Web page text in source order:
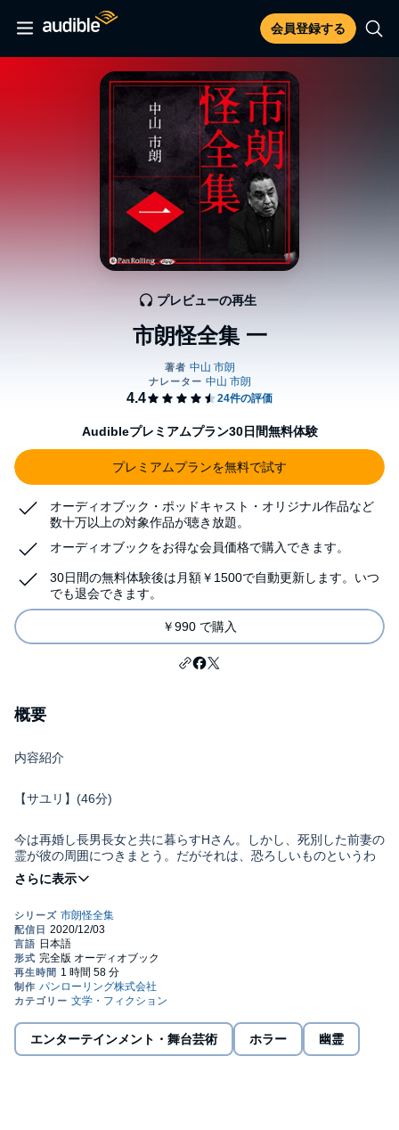
会員登録する
市朗怪全集 一
プレビューの再生
Audibleプレミアムプラン30日間無料体験
プレミアムプランを無料で試す
オーディオブック・ポッドキャスト・オリジナル作品など
数十万以上の対象作品が聴き放題。
オーディオブックをお得な会員価格で購入できます。
30日間の無料体験後は月額￥1500で自動更新します。いつ
でも退会できます。
￥990 で購入
概要
内容紹介
【サユリ】(46分)
今は再婚し長男長女と共に暮らすHさん。しかし、死別した前妻の
霊が彼の周囲につきまとう。だがそれは、恐ろしいものというわ
けではない。Hさんに対する愛情のこもったメッセージであった!
亡き妻の霊との愛の物語。
【旅の途中】(11分)
東海道五十三次を歩いて踏破しようとした若者М君。
暑さのあまり、ある公園で涼んでいると、近くの工事現場から中
年男性と若い男性がやってきてМ君に声をかけて来た。
エンターテインメント・舞台芸術 ホラー 幽霊